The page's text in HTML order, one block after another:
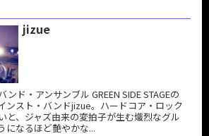
jizue
ド・アンサンブル GREEN SIDE STAGEの
ンスト・バンドjizue。ハードコア・ロック
と、ジャズ由来の変拍子が生む熾烈なグル
になるほど艶やかな...